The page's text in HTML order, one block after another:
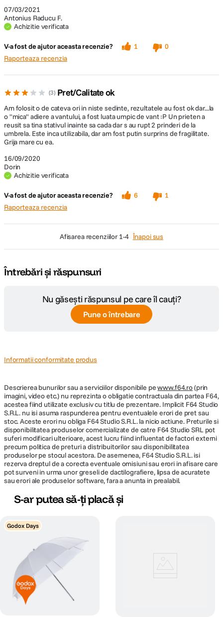
07/03/2021
Antonius Raducu F.
Achizitie verificata
V-a fost de ajutor aceasta recenzie? 1
0
Raporteaza recenzia
3 Pret/Calitate ok
16/09/2020
Dorin
Achizitie verificata
Am folosit o de cateva ori in niste sedinte, rezultatele au fost ok dar...la
o "mica" adiere a vantului, a fost luata umpic de vant :P Un prieten a
reusit sa tina stativul inainte sa cada dar s au rupt 2 prinderi de la
umbrela. Este inca utilizabila, dar am fost putin surprins de fragilitate.
Grija mare cu ea.
V-a fost de ajutor aceasta recenzie? 6
1
Raporteaza recenzia
afisarea recenziilor 1-4 Înapoi sus
Întrebări și răspunsuri
Nu găsești răspunsul pe care îl cauți?
Pune o întrebare
Informatii conformitate produs
Descrierea bunurilor sau a serviciilor disponibile pewww.f64.ro(prin
imagini, video etc.) nu reprezinta o obligatie contractuala din partea F64,
acestea fiind utilizate exclusiv cu titlu de prezentare. Implicit F64 Studio
S.R.L. nu isi asuma raspunderea pentru eventualele erori de pret sau
stoc. Aceste erori nu obliga F64 Studio S.R.L. la nicio actiune. Preturile si
disponibilitatea produselor comercializate de catre F64 Studio SRL pot
suferi modificari ulterioare, acest lucru fiind influentat de factori externi
precum politica de preturi a distribuitorilor sau disponibilitatea
produselor pe stocul acestora. De asemenea, F64 Studio S.R.L. isi
rezerva dreptul de a corecta eventuale omisiuni sau erori in afisare care
pot surveni in urma unor greseli de dactilografiere, lipsa de acuratete
sau erori ale produselor software, fara a anunta in prealabil.
S-ar putea să-ți placă și
Godox Days